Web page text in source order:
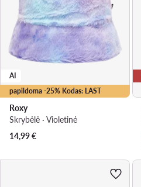
papildoma -25% Kodas: LAST
AI
Roxy
Skrybėlė · Violetinė
14,99€